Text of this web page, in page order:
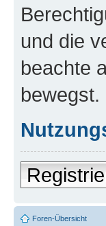
und die
beachte
bewegst.
Foren-Übersicht